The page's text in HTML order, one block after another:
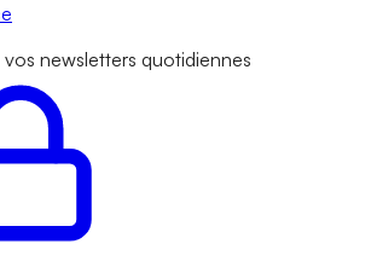
newsletters quotidiennes